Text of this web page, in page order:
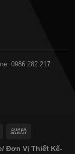
0986.282.217
Đơn Vị Thiết Kế-